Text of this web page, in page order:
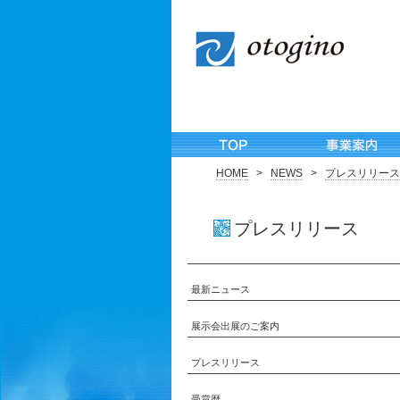
HOME > NEWS > プレスリリース
プレスリリース
最新ニュース
展示会出展のご案内
プレスリリース